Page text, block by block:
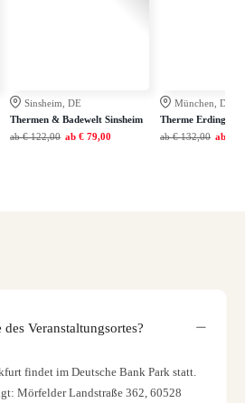
Sinsheim, DE
Thermen & Badewelt Sinsheim
ab € 122,00 ab € 79,00
München, DE
Therme Erding
ab € 132,00 ab
Veranstaltungsortes?
findet im Deutsche Bank Park statt.
Mörfelder Landstraße 362, 60528